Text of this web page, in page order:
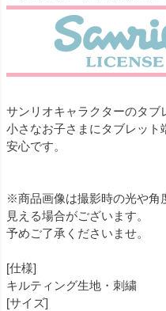
サンリオキャラクターのタブ
小さなお子さまにタブレット
安心です。
※商品画像は撮影時の光や角
見える場合がございます。
予めご了承くださいませ。
[仕様]
キルティング生地・刺繍
[サイズ]